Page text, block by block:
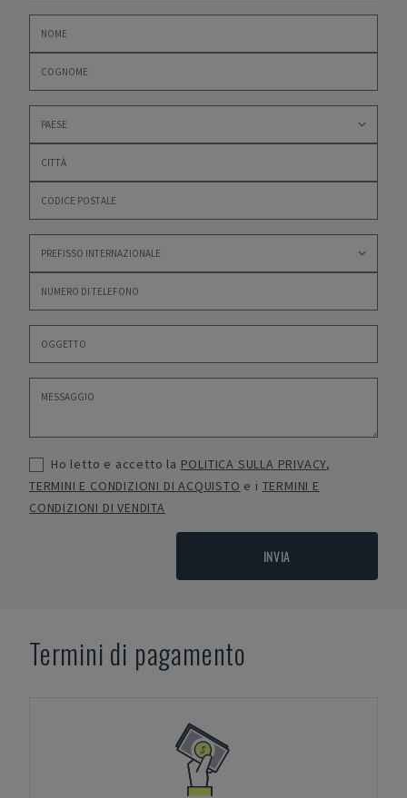
Ho letto e accetto la POLITICA SULLA PRIVACY,
TERMINI E CONDIZIONI DI ACQUISTO e i TERMINI E
CONDIZIONI DI VENDITA
INVIA
Termini di pagamento